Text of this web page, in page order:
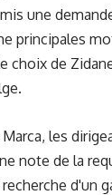
une
principales
choix de
les
note de la
d'un